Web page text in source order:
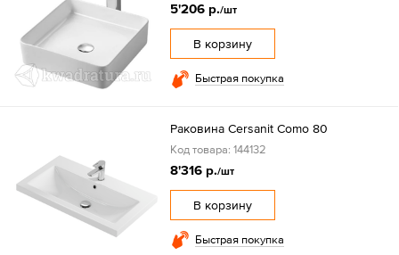
5'206 р./шт
В корзину
Быстрая покупка
Раковина Cersanit Como 80
Код товара: 144132
8'316 р./шт
В корзину
Быстрая покупка